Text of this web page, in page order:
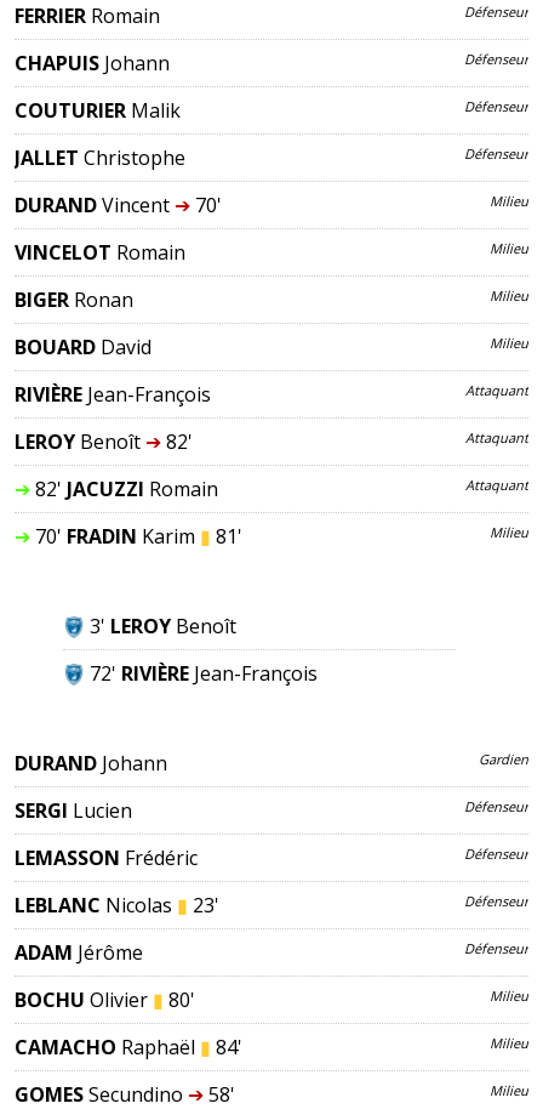
FERRIER Romain Défenseur
CHAPUIS Johann Défenseur
COUTURIER Malik Défenseur
JALLET Christophe Défenseur
DURANDVincent ➔70' Milieu
VINCELOT Romain Milieu
BIGER Ronan Milieu
BOUARD David Milieu
RIVIÈRE Jean-François Attaquant
LEROY Benoît ➔82' Attaquant
➔82' JACUZZI Romain Attaquant
➔70' FRADIN Karim ▮ 81' Milieu
3' LEROY Benoît
72' RIVIÈRE Jean-François
DURAND Johann Gardien
SERGI Lucien Défenseur
LEMASSON Frédéric Défenseur
LEBLANC Nicolas ▮ 23' Défenseur
ADAM Jérôme Défenseur
BOCHU Olivier ▮ 80' Milieu
CAMACHO Raphaël ▮ 84' Milieu
GOMESSecundino ➔58' Milieu